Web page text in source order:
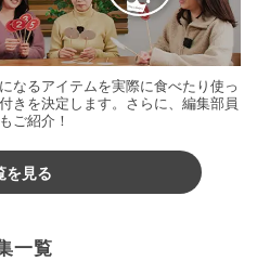
なるアイテムを実際に食べたり使っ
きを決定します。さらに、編集部員
ご紹介！
を見る
一覧